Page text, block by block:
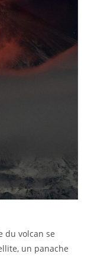
du volcan se
un panache